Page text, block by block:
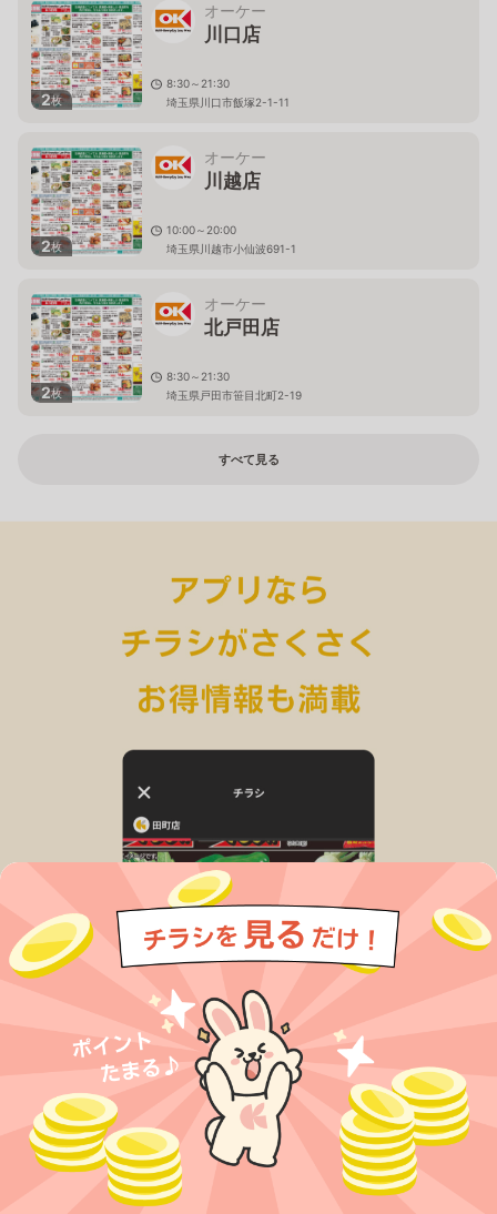
2枚
オーケー
川口店
8:30～21:30
埼玉県川口市飯塚2-1-11
2枚
オーケー
川越店
10:00～20:00
埼玉県川越市小仙波691-1
2枚
オーケー
北戸田店
8:30～21:30
埼玉県戸田市笹目北町2-19
すべて見る